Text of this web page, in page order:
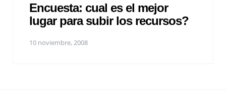
Encuesta: cual es el mejor
lugar para subir los recursos?
10 noviembre, 2008